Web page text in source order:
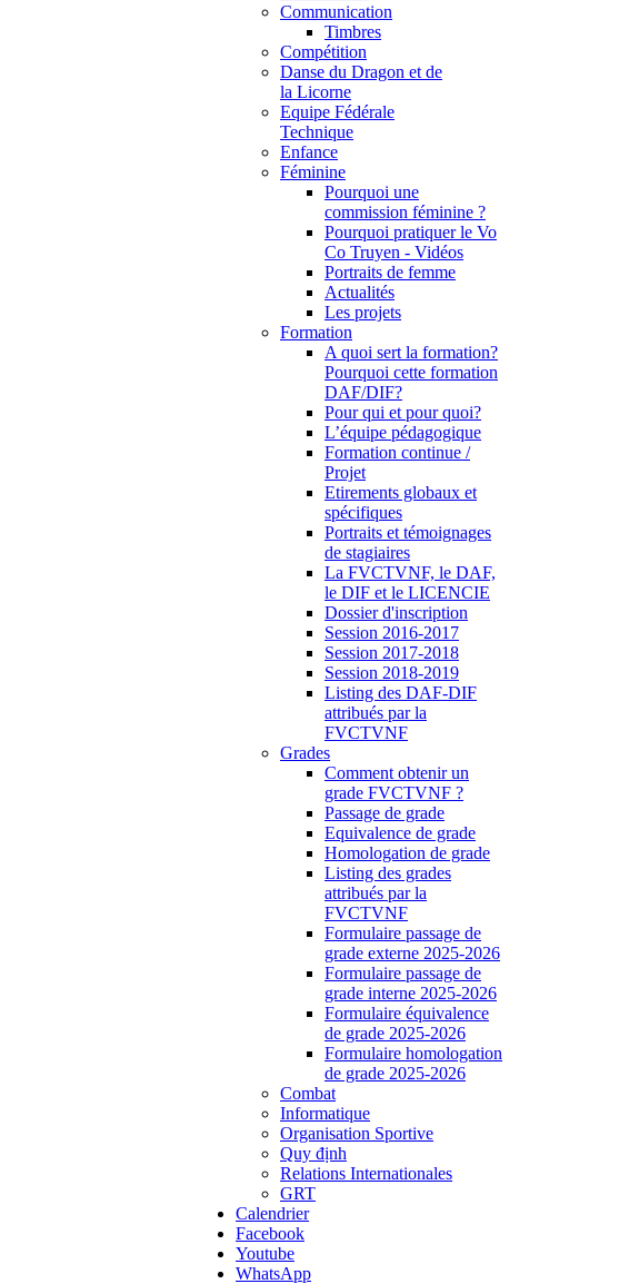
Communication
Timbres
Compétition
Danse du Dragon et de
la Licorne
Equipe Fédérale
Technique
Enfance
Féminine
Pourquoi une
commission féminine ?
Pourquoi pratiquer le Vo
Co Truyen - Vidéos
Portraits de femme
Actualités
Les projets
Formation
A quoi sert la formation?
Pourquoi cette formation
DAF/DIF?
Pour qui et pour quoi?
L’équipe pédagogique
Formation continue /
Projet
Etirements globaux et
spécifiques
Portraits et témoignages
de stagiaires
La FVCTVNF, le DAF,
le DIF et le LICENCIE
Dossier d'inscription
Session 2016-2017
Session 2017-2018
Session 2018-2019
Listing des DAF-DIF
attribués par la
FVCTVNF
Grades
Comment obtenir un
grade FVCTVNF ?
Passage de grade
Equivalence de grade
Homologation de grade
Listing des grades
attribués par la
FVCTVNF
Formulaire passage de
grade externe 2025-2026
Formulaire passage de
grade interne 2025-2026
Formulaire équivalence
de grade 2025-2026
Formulaire homologation
de grade 2025-2026
Combat
Informatique
Organisation Sportive
Quy định
Relations Internationales
GRT
Calendrier
Facebook
Youtube
WhatsApp